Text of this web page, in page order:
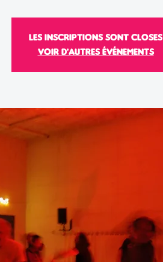
Les inscriptions sont closes
Voir d'autres événements